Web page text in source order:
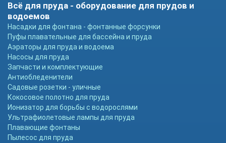
Всё для пруда - оборудование для прудов и
водоемов
Насадки для фонтана - фонтанные форсунки
Пуфы плавательные для бассейна и пруда
Аэраторы для пруда и водоема
Насосы для пруда
Запчасти и комплектующие
Антиобледенители
Садовые розетки - уличные
Кокосовое полотно для пруда
Ионизатор для борьбы с водорослями
Ультрафиолетовые лампы для пруда
Плавающие фонтаны
Пылесос для пруда